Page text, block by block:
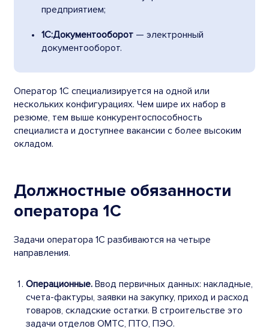
предприятием;
1С:Документооборот — электронный
документооборот.
Оператор 1С специализируется на одной или
нескольких конфигурациях. Чем шире их набор в
резюме, тем выше конкурентоспособность
специалиста и доступнее вакансии с более высоким
окладом.
Должностные обязанности
оператора 1С
Задачи оператора 1С разбиваются на четыре
направления.
Операционные. Ввод первичных данных: накладные,
счета-фактуры, заявки на закупку, приход и расход
товаров, складские остатки. В строительстве это
задачи отделов ОМТС, ПТО, ПЭО.